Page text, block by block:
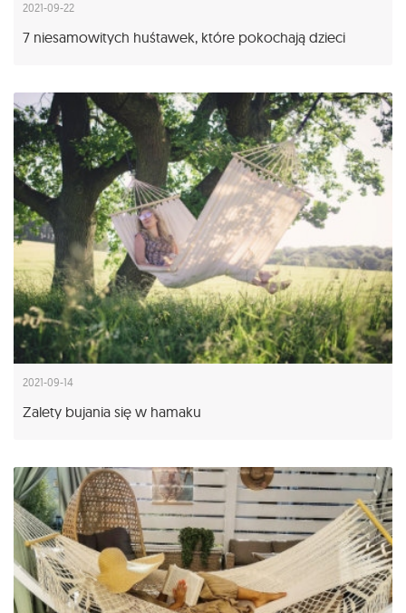
2021-09-22
7 niesamowitych huśtawek, które pokochają dzieci
2021-09-14
Zalety bujania się w hamaku